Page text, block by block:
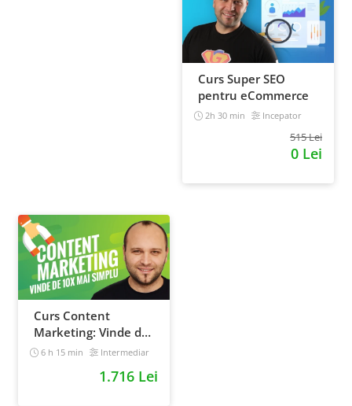
Curs Super SEO
pentru eCommerce
2h 30 min Incepator
515 Lei
0 Lei
Curs Content
Marketing: Vinde de
10x mai simplu
6 h 15 min Intermediar
1.716 Lei